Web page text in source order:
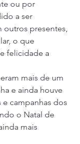
ou por
a ser
outros presentes,
o que
felicidade a
mais de um
e ainda houve
campanhas dos
o Natal de
mais